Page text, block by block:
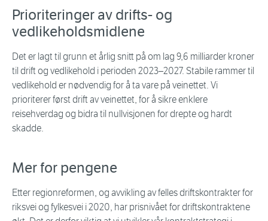
Prioriteringer av drifts- og
vedlikeholdsmidlene
Det er lagt til grunn et årlig snitt på om lag 9,6 milliarder kroner
til drift og vedlikehold i perioden 2023–2027. Stabile rammer til
vedlikehold er nødvendig for å ta vare på veinettet. Vi
prioriterer først drift av veinettet, for å sikre enklere
reisehverdag og bidra til nullvisjonen for drepte og hardt
skadde.
Mer for pengene
Etter regionreformen, og avvikling av felles driftskontrakter for
riksvei og fylkesvei i 2020, har prisnivået for driftskontraktene